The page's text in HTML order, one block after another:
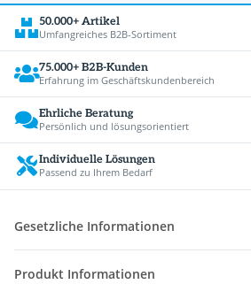
50.000+ Artikel
Umfangreiches B2B-Sortiment
75.000+ B2B-Kunden
Erfahrung im Geschäftskundenbereich
Ehrliche Beratung
Persönlich und lösungsorientiert
Individuelle Lösungen
Passend zu Ihrem Bedarf
Gesetzliche Informationen
Produkt Informationen